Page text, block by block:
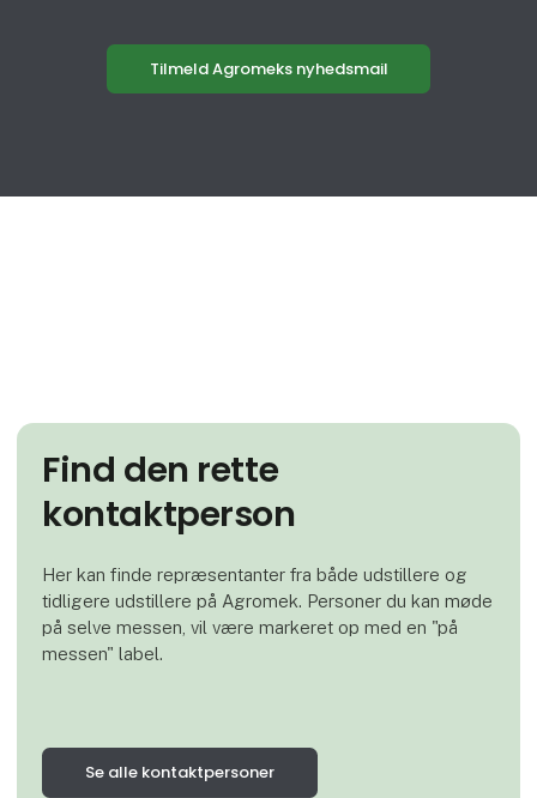
Tilmeld Agromeks nyhedsmail
Find den rette
kontaktperson
Her kan finde repræsentanter fra både udstillere og
tidligere udstillere på Agromek. Personer du kan møde
på selve messen, vil være markeret op med en "på
messen" label.
Se alle kontaktpersoner